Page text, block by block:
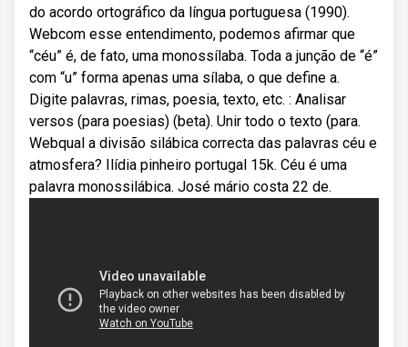
do acordo ortográfico da língua portuguesa (1990).
Webcom esse entendimento, podemos afirmar que
“céu” é, de fato, uma monossílaba. Toda a junção de “é”
com “u” forma apenas uma sílaba, o que define a.
Digite palavras, rimas, poesia, texto, etc. : Analisar
versos (para poesias) (beta). Unir todo o texto (para.
Webqual a divisão silábica correcta das palavras céu e
atmosfera? Ilídia pinheiro portugal 15k. Céu é uma
palavra monossilábica. José mário costa 22 de.